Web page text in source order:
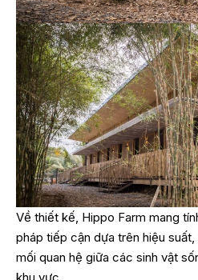
Về thiết kế, Hippo Farm mang
pháp tiếp cận dựa trên hiệu
mối quan hệ giữa các sinh vật